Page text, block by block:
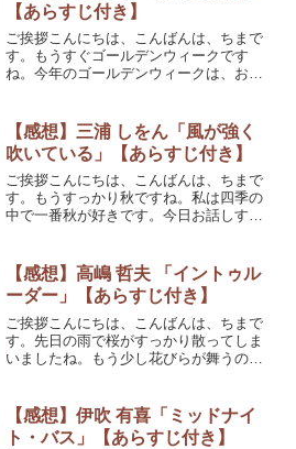
【あらすじ付き】
ご挨拶こんにちは、こんばんは、ちまで
す。もうすぐゴールデンウィークです
ね。今年のゴールデンウィークは、お家
しするのは、萩原浩さんの「明日の記
憶」です。(function...
【感想】三浦 しをん「風が強く
吹いている」【あらすじ付き】
ご挨拶こんにちは、こんばんは、ちまで
す。もうすっかり秋ですね。私は四季の
中で一番秋が好きです。今日お話しする
{b.MoshimoAffilia...
【感想】高嶋 哲夫 「イントゥル
ーダー」【あらすじ付き】
ご挨拶こんにちは、こんばんは、ちまで
す。先日の雨で桜がすっかり散ってしま
いましたね。もう少し花びらが舞うのを
ー」です。(function(b,c,f,g,a,d,e){b...
【感想】伊吹 有喜「ミッドナイ
ト・バス」【あらすじ付き】